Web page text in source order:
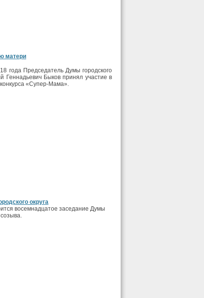
матери
года Председатель Думы городского
Геннадьевич Быков принял участие в
«Супер-Мама».
округа
восемнадцатое заседание Думы
созыва.